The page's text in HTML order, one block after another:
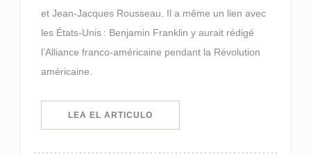
et Jean-Jacques Rousseau. Il a même un lien avec
les États-Unis : Benjamin Franklin y aurait rédigé
l’Alliance franco-américaine pendant la Révolution
américaine.
LEA EL ARTICULO((ABRE EN UNA NUEVA